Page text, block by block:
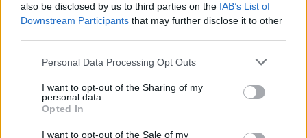
also be disclosed by us to third parties on the IAB’s List of
Downstream Participants that may further disclose it to other
Personal Data Processing Opt Outs
I want to opt-out of the Sharing of my
personal data.
Opted In
I want to opt-out of the Sale of my
James __, estrela de Juventude Transviada
D
E A
N
Apelido de Adriana:
R I C
A